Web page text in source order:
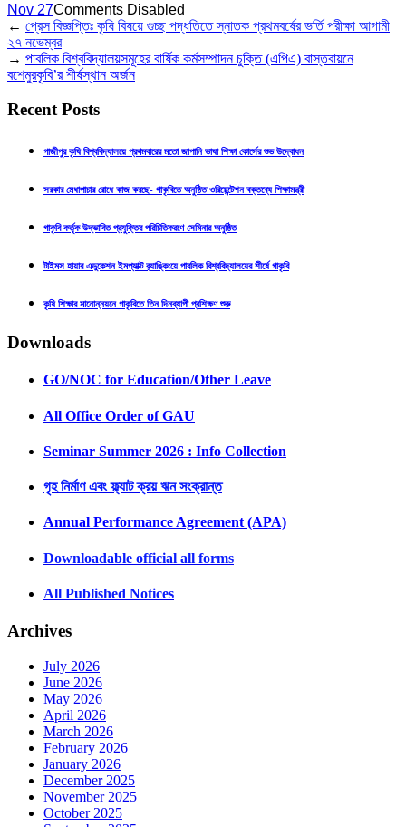
Nov 27Comments Disabled
← প্রেস বিজ্ঞপ্তিঃ কৃষি বিষয়ে গুচ্ছ পদ্ধতিতে স্নাতক প্রথমবর্ষের ভর্তি পরীক্ষা আগামী
২৭ নভেম্বর
→ পাবলিক বিশ্ববিদ্যালয়সমূহের বার্ষিক কর্মসম্পাদন চুক্তি (এপিএ) বাস্তবায়নে
বশেমুরকৃবি’র শীর্ষস্থান অর্জন
Recent Posts
গাজীপুর কৃষি বিশ্ববিদ্যালয়ে প্রথমবারের মতো জাপানি ভাষা শিক্ষা কোর্সের শুভ উদ্বোধন
সরকার মেধাপাচার রোধে কাজ করছে- গাকৃবিতে অনুষ্ঠিত ওরিয়েন্টেশন বক্তব্যে শিক্ষামন্ত্রী
গাকৃবি কর্তৃক উদ্ভাবিত প্রযুক্তির পরিচিতিকরণে সেমিনার অনুষ্ঠিত
টাইমস হায়ার এডুকেশন ইমপ্যাক্ট র‍্যাঙ্কিংয়ে পাবলিক বিশ্ববিদ্যালয়ের শীর্ষে গাকৃবি
কৃষি শিক্ষার মানোন্নয়নে গাকৃবিতে তিন দিনব্যাপী প্রশিক্ষণ শুরু
Downloads
GO/NOC for Education/Other Leave
All Office Order of GAU
Seminar Summer 2026 : Info Collection
গৃহ নির্মাণ এবং ফ্ল্যাট ক্রয় ঋন সংক্রান্ত
Annual Performance Agreement (APA)
Downloadable official all forms
All Published Notices
Archives
July 2026
June 2026
May 2026
April 2026
March 2026
February 2026
January 2026
December 2025
November 2025
October 2025